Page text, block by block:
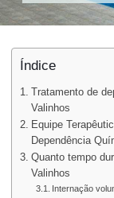
Índice
Tratamento de
Valinhos
Equipe
Dependência
Quanto tempo
Valinhos
Internação